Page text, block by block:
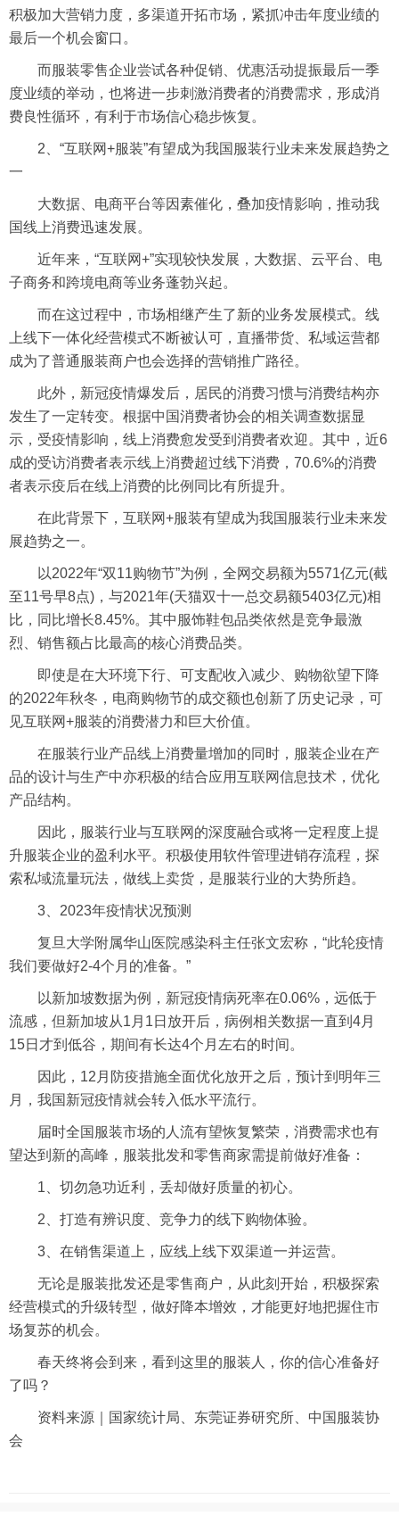
积极加大营销力度，多渠道开拓市场，紧抓冲击年度业绩的
最后一个机会窗口。
而服装零售企业尝试各种促销、优惠活动提振最后一季
度业绩的举动，也将进一步刺激消费者的消费需求，形成消
费良性循环，有利于市场信心稳步恢复。
2、“互联网+服装”有望成为我国服装行业未来发展趋势之
一
大数据、 电商平台等因素催化，叠加疫情影响，推动我
国线上消费迅速发展。
近年来，“互联网+”实现较快发展，大数据、云平台、电
子商务和跨境电商等业务蓬勃兴起。
而在这过程中，市场相继产生了新的业务发展模式。线
上线下一体化经营模式不断被认可，直播带货、私域运营都
成为了普通服装商户也会选择的营销推广路径。
此外，新冠疫情爆发后，居民的消费习惯与消费结构亦
发生了一定转变。根据中国消费者协会的相关调查数据显
示，受疫情影响，线上消费愈发受到消费者欢迎。其中，近6
成的受访消费者表示线上消费超过线下消费，70.6%的消费
者表示疫后在线上消费的比例同比有所提升。
在此背景下，互联网+服装有望成为我国服装行业未来发
展趋势之一。
以2022年“双11购物节”为例，全网交易额为5571亿元(截
至11号早8点)，与2021年(天猫双十一总交易额5403亿元)相
比，同比增长8.45%。其中服饰鞋包品类依然是竞争最激
烈、销售额占比最高的核心消费品类。
即使是在大环境下行、可支配收入减少、购物欲望下降
的2022年秋冬，电商购物节的成交额也创新了历史记录，可
见互联网+服装的消费潜力和巨大价值。
在服装行业产品线上消费量增加的同时，服装企业在产
品的设计与生产中亦积极的结合应用互联网信息技术，优化
产品结构。
因此，服装行业与互联网的深度融合或将一定程度上提
升服装企业的盈利水平。积极使用软件管理进销存流程，探
索私域流量玩法，做线上卖货，是服装行业的大势所趋。
3、2023年疫情状况预测
复旦大学附属华山医院感染科主任张文宏称，“此轮疫情
我们要做好2-4个月的准备。”
以新加坡数据为例，新冠疫情病死率在0.06%，远低于
流感，但新加坡从1月1日放开后，病例相关数据一直到4月
15日才到低谷，期间有长达4个月左右的时间。
因此，12月防疫措施全面优化放开之后，预计到明年三
月，我国新冠疫情就会转入低水平流行。
届时全国服装市场的人流有望恢复繁荣，消费需求也有
望达到新的高峰，服装批发和零售商家需提前做好准备：
1、切勿急功近利，丢却做好质量的初心。
2、打造有辨识度、竞争力的线下购物体验。
3、在销售渠道上，应线上线下双渠道一并运营。
无论是服装批发还是零售商户，从此刻开始，积极探索
经营模式的升级转型，做好降本增效，才能更好地把握住市
场复苏的机会。
春天终将会到来，看到这里的服装人，你的信心准备好
了吗？
资料来源｜国家统计局、东莞证券研究所、中国服装协
会